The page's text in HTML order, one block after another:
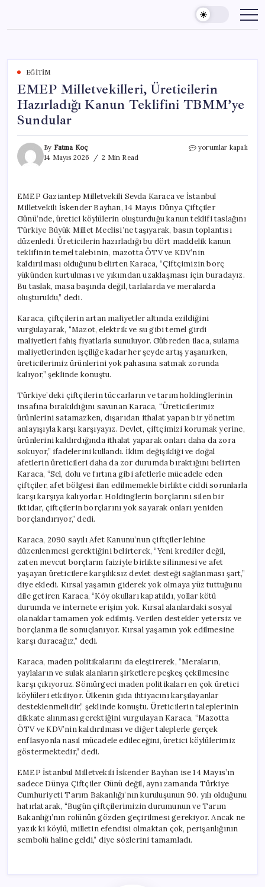
content
EĞITIM
EMEP Milletvekilleri, Üreticilerin
Hazırladığı Kanun Teklifini TBMM’ye
Sundular
By Fatma Koç
14 Mayıs 2026
2 Min Read
EMEP
Teklifini
TBMM’ye
Sundular
için
yorumlar kapalı
EMEP Gaziantep Milletvekili Sevda Karaca ve İstanbul
Milletvekili İskender Bayhan, 14 Mayıs Dünya Çiftçiler
Günü’nde, üretici köylülerin oluşturduğu kanun teklifi taslağını
Türkiye Büyük Millet Meclisi’ne taşıyarak, basın toplantısı
düzenledi. Üreticilerin hazırladığı bu dört maddelik kanun
teklifinin temel talebinin, mazotta ÖTV ve KDV’nin
kaldırılması olduğunu belirten Karaca, “Çiftçimizin borç
yükünden kurtulması ve yıkımdan uzaklaşması için buradayız.
Bu taslak, masa başında değil, tarlalarda ve meralarda
oluşturuldu,” dedi.
Karaca, çiftçilerin artan maliyetler altında ezildiğini
vurgulayarak, “Mazot, elektrik ve su gibi temel girdi
maliyetleri fahiş fiyatlarla sunuluyor. Gübreden ilaca, sulama
maliyetlerinden işçiliğe kadar her şeyde artış yaşanırken,
üreticilerimiz ürünlerini yok pahasına satmak zorunda
kalıyor,” şeklinde konuştu.
Türkiye’deki çiftçilerin tüccarların ve tarım holdinglerinin
insafına bırakıldığını savunan Karaca, “Üreticilerimiz
ürünlerini satamazken, dışarıdan ithalat yapan bir yönetim
anlayışıyla karşı karşıyayız. Devlet, çiftçimizi korumak yerine,
ürünlerini kaldırdığında ithalat yaparak onları daha da zora
sokuyor,” ifadelerini kullandı. İklim değişikliği ve doğal
afetlerin üreticileri daha da zor durumda bıraktığını belirten
Karaca, “Sel, dolu ve fırtına gibi afetlerle mücadele eden
çiftçiler, afet bölgesi ilan edilmemekle birlikte ciddi sorunlarla
karşı karşıya kalıyorlar. Holdinglerin borçlarını silen bir
iktidar, çiftçilerin borçlarını yok sayarak onları yeniden
borçlandırıyor,” dedi.
Karaca, 2090 sayılı Afet Kanunu’nun çiftçiler lehine
düzenlenmesi gerektiğini belirterek, “Yeni krediler değil,
zaten mevcut borçların faiziyle birlikte silinmesi ve afet
yaşayan üreticilere karşılıksız devlet desteği sağlanması şart,”
diye ekledi. Kırsal yaşamın giderek yok olmaya yüz tuttuğunu
dile getiren Karaca, “Köy okulları kapatıldı, yollar kötü
durumda ve internete erişim yok. Kırsal alanlardaki sosyal
olanaklar tamamen yok edilmiş. Verilen destekler yetersiz ve
borçlanma ile sonuçlanıyor. Kırsal yaşamın yok edilmesine
karşı duracağız,” dedi.
Karaca, maden politikalarını da eleştirerek, “Meraların,
yaylaların ve sulak alanların şirketlere peşkeş çekilmesine
karşı çıkıyoruz. Sömürgeci maden politikaları en çok üretici
köylüleri etkiliyor. Ülkenin gıda ihtiyacını karşılayanlar
desteklenmelidir,” şeklinde konuştu. Üreticilerin taleplerinin
dikkate alınması gerektiğini vurgulayan Karaca, “Mazotta
ÖTV ve KDV’nin kaldırılması ve diğer taleplerle gerçek
enflasyonla nasıl mücadele edileceğini, üretici köylülerimiz
göstermektedir,” dedi.
EMEP İstanbul Milletvekili İskender Bayhan ise 14 Mayıs’ın
sadece Dünya Çiftçiler Günü değil, aynı zamanda Türkiye
Cumhuriyeti Tarım Bakanlığı’nın kuruluşunun 90. yılı olduğunu
hatırlatarak, “Bugün çiftçilerimizin durumunun ve Tarım
Bakanlığı’nın rolünün gözden geçirilmesi gerekiyor. Ancak ne
yazık ki köylü, milletin efendisi olmaktan çok, perişanlığının
sembolü haline geldi,” diye sözlerini tamamladı.